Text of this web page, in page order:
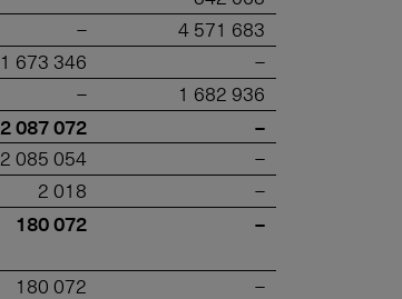
–
4 571 683
1 673 346
–
– 1 682 936
2 087 072 –
2 085 054
–
2 018 –
180 072 –
180 072 –